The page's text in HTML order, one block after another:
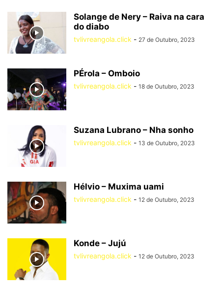
Solange de Nery – Raiva na cara
do diabo
tvlivreangola.click - 27 de Outubro, 2023
PÉrola – Omboio
tvlivreangola.click - 18 de Outubro, 2023
Suzana Lubrano – Nha sonho
tvlivreangola.click - 13 de Outubro, 2023
Hélvio – Muxima uami
tvlivreangola.click - 12 de Outubro, 2023
Konde – Jujú
tvlivreangola.click - 12 de Outubro, 2023